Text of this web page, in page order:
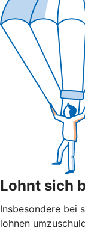
Lohnt sich
Insbesondere bei
lohnen